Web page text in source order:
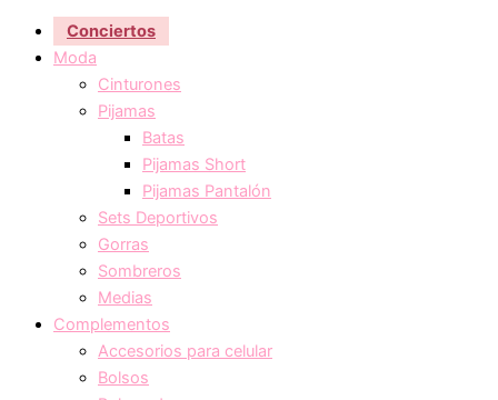
Conciertos
Moda
Cinturones
Pijamas
Batas
Pijamas Short
Pijamas Pantalón
Sets Deportivos
Gorras
Sombreros
Medias
Complementos
Accesorios para celular
Bolsos